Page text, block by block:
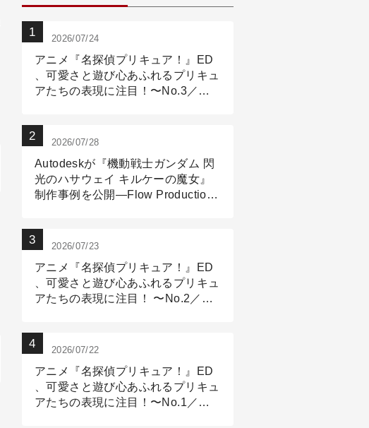
2026/07/24
アニメ『名探偵プリキュア！』ED
、可愛さと遊び心あふれるプリキュ
アたちの表現に注目！〜No.3／ア
2026/07/28
Autodeskが『機動戦士ガンダム 閃
光のハサウェイ キルケーの魔女』
制作事例を公開―Flow Production
2026/07/23
アニメ『名探偵プリキュア！』ED
、可愛さと遊び心あふれるプリキュ
アたちの表現に注目！ 〜No.2／モ
2026/07/22
アニメ『名探偵プリキュア！』ED
、可愛さと遊び心あふれるプリキュ
アたちの表現に注目！〜No.1／演